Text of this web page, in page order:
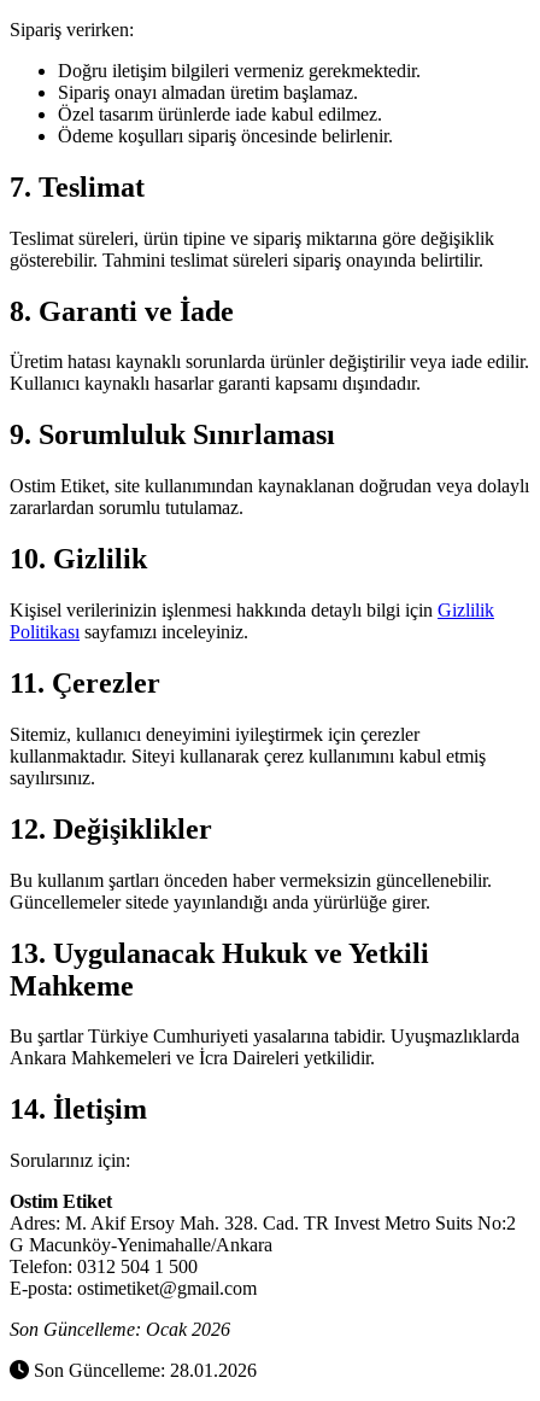
Sipariş verirken:
Doğru iletişim bilgileri vermeniz gerekmektedir.
Sipariş onayı almadan üretim başlamaz.
Özel tasarım ürünlerde iade kabul edilmez.
Ödeme koşulları sipariş öncesinde belirlenir.
7. Teslimat
Teslimat süreleri, ürün tipine ve sipariş miktarına göre değişiklik
gösterebilir. Tahmini teslimat süreleri sipariş onayında belirtilir.
8. Garanti ve İade
Üretim hatası kaynaklı sorunlarda ürünler değiştirilir veya iade edilir.
Kullanıcı kaynaklı hasarlar garanti kapsamı dışındadır.
9. Sorumluluk Sınırlaması
Ostim Etiket, site kullanımından kaynaklanan doğrudan veya dolaylı
zararlardan sorumlu tutulamaz.
10. Gizlilik
Kişisel verilerinizin işlenmesi hakkında detaylı bilgi için Gizlilik
Politikası sayfamızı inceleyiniz.
11. Çerezler
Sitemiz, kullanıcı deneyimini iyileştirmek için çerezler
kullanmaktadır. Siteyi kullanarak çerez kullanımını kabul etmiş
sayılırsınız.
12. Değişiklikler
Bu kullanım şartları önceden haber vermeksizin güncellenebilir.
Güncellemeler sitede yayınlandığı anda yürürlüğe girer.
13. Uygulanacak Hukuk ve Yetkili
Mahkeme
Bu şartlar Türkiye Cumhuriyeti yasalarına tabidir. Uyuşmazlıklarda
Ankara Mahkemeleri ve İcra Daireleri yetkilidir.
14. İletişim
Sorularınız için:
Ostim Etiket
Adres: M. Akif Ersoy Mah. 328. Cad. TR Invest Metro Suits No:2
G Macunköy-Yenimahalle/Ankara
Telefon: 0312 504 1 500
E-posta: ostimetiket@gmail.com
Son Güncelleme: Ocak 2026
Son Güncelleme: 28.01.2026